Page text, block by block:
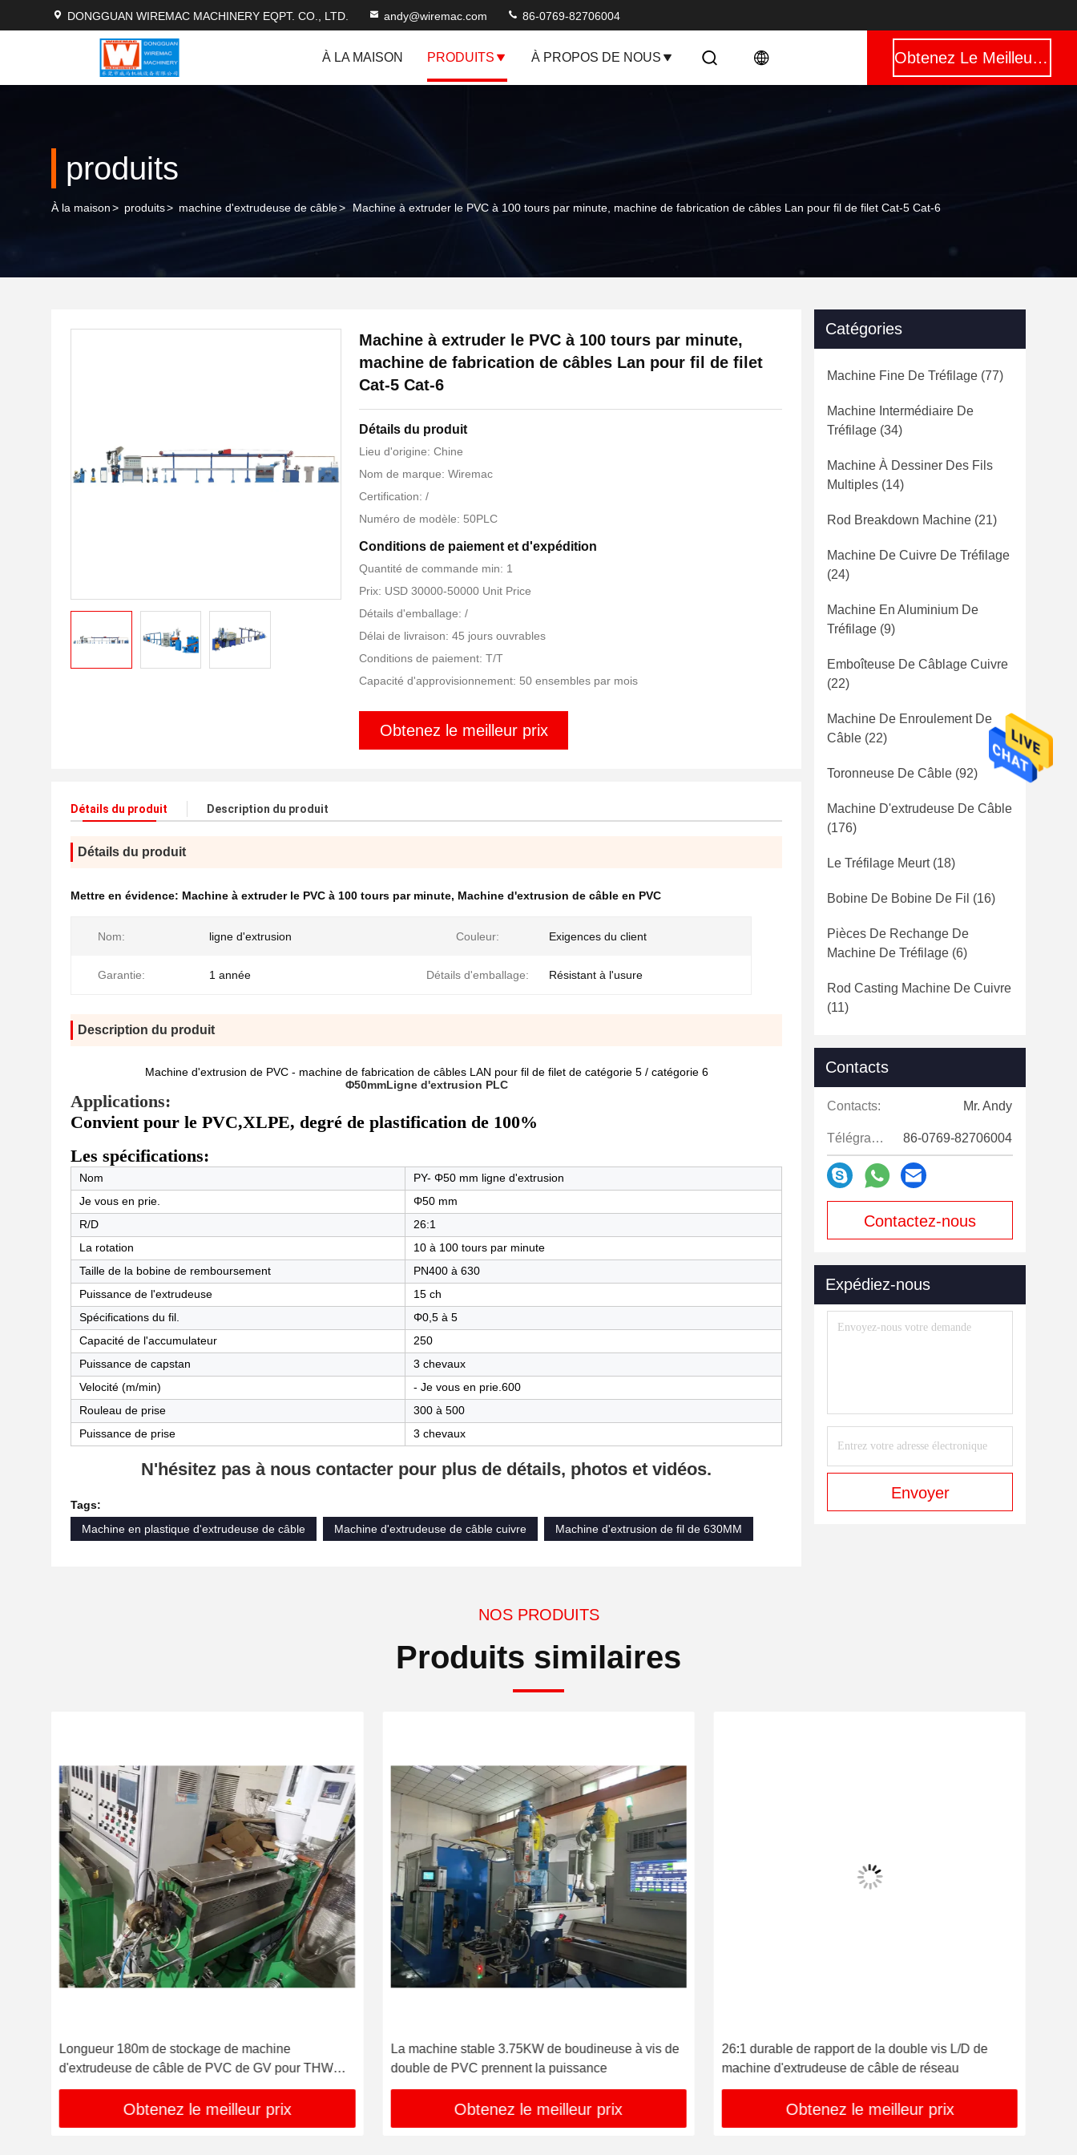
DONGGUAN WIREMAC MACHINERY EQPT. CO., LTD. andy@wiremac.com 86-0769-82706004
À LA MAISON PRODUITS À PROPOS DE NOUS Obtenez Le Meilleur Prix
produits
À la maison> produits> machine d'extrudeuse de câble> Machine à extruder le PVC à 100 tours par minute, machine de fabrication de câbles Lan pour fil de filet Cat-5 Cat-6
Machine à extruder le PVC à 100 tours par minute,
machine de fabrication de câbles Lan pour fil de filet
Cat-5 Cat-6
Détails du produit
Lieu d'origine: Chine
Nom de marque: Wiremac
Certification: /
Numéro de modèle: 50PLC
Conditions de paiement et d'expédition
Quantité de commande min: 1
Prix: USD 30000-50000 Unit Price
Détails d'emballage: /
Délai de livraison: 45 jours ouvrables
Conditions de paiement: T/T
Capacité d'approvisionnement: 50 ensembles par mois
Obtenez le meilleur prix
Détails du produit Description du produit
Détails du produit
Mettre en évidence: Machine à extruder le PVC à 100 tours par minute, Machine d'extrusion de câble en PVC
Nom: ligne d'extrusion Couleur: Exigences du client
Garantie: 1 année Détails d'emballage: Résistant à l'usure
Description du produit
Machine d'extrusion de PVC - machine de fabrication de câbles LAN pour fil de filet de catégorie 5 / catégorie 6
Φ50mmLigne d'extrusion PLC
Applications:
Convient pour le PVC,XLPE, degré de plastification de 100%
Les spécifications:
Nom
PY- Φ50 mm ligne d'extrusion
Je vous en prie.
Φ50 mm
R/D
26:1
La rotation
10 à 100 tours par minute
Taille de la bobine de remboursement
PN400 à 630
Puissance de l'extrudeuse
15 ch
Spécifications du fil.
Φ0,5 à 5
Capacité de l'accumulateur
250
Puissance de capstan
3 chevaux
Velocité (m/min)
- Je vous en prie.600
Rouleau de prise
300 à 500
Puissance de prise
3 chevaux
N'hésitez pas à nous contacter pour plus de détails, photos et vidéos.
Tags:
Machine en plastique d'extrudeuse de câble
Machine d'extrudeuse de câble cuivre Machine d'extrusion de fil de 630MM
Catégories
Machine Fine De Tréfilage (77)
Machine Intermédiaire De
Tréfilage (34)
Machine À Dessiner Des Fils
Multiples (14)
Rod Breakdown Machine (21)
Machine De Cuivre De Tréfilage
(24)
Machine En Aluminium De
Tréfilage (9)
Emboîteuse De Câblage Cuivre
(22)
Machine De Enroulement De
Câble (22)
Toronneuse De Câble (92)
Machine D'extrudeuse De Câble
(176)
Le Tréfilage Meurt(18)
Bobine De Bobine De Fil (16)
Pièces De Rechange De
Machine De Tréfilage (6)
Rod Casting Machine De Cuivre
(11)
Contacts
Contacts: Mr. Andy
Télégramme: 86-0769-82706004
Contactez-nous
Expédiez-nous
Envoyer
NOS PRODUITS
Produits similaires
Longueur 180m de stockage de machine
d'extrudeuse de câble de PVC de GV pour THW
VCT
Obtenez le meilleur prix
La machine stable 3.75KW de boudineuse à vis de
double de PVC prennent la puissance
Obtenez le meilleur prix
26:1 durable de rapport de la double vis L/D de
machine d'extrudeuse de câble de réseau
Obtenez le meilleur prix